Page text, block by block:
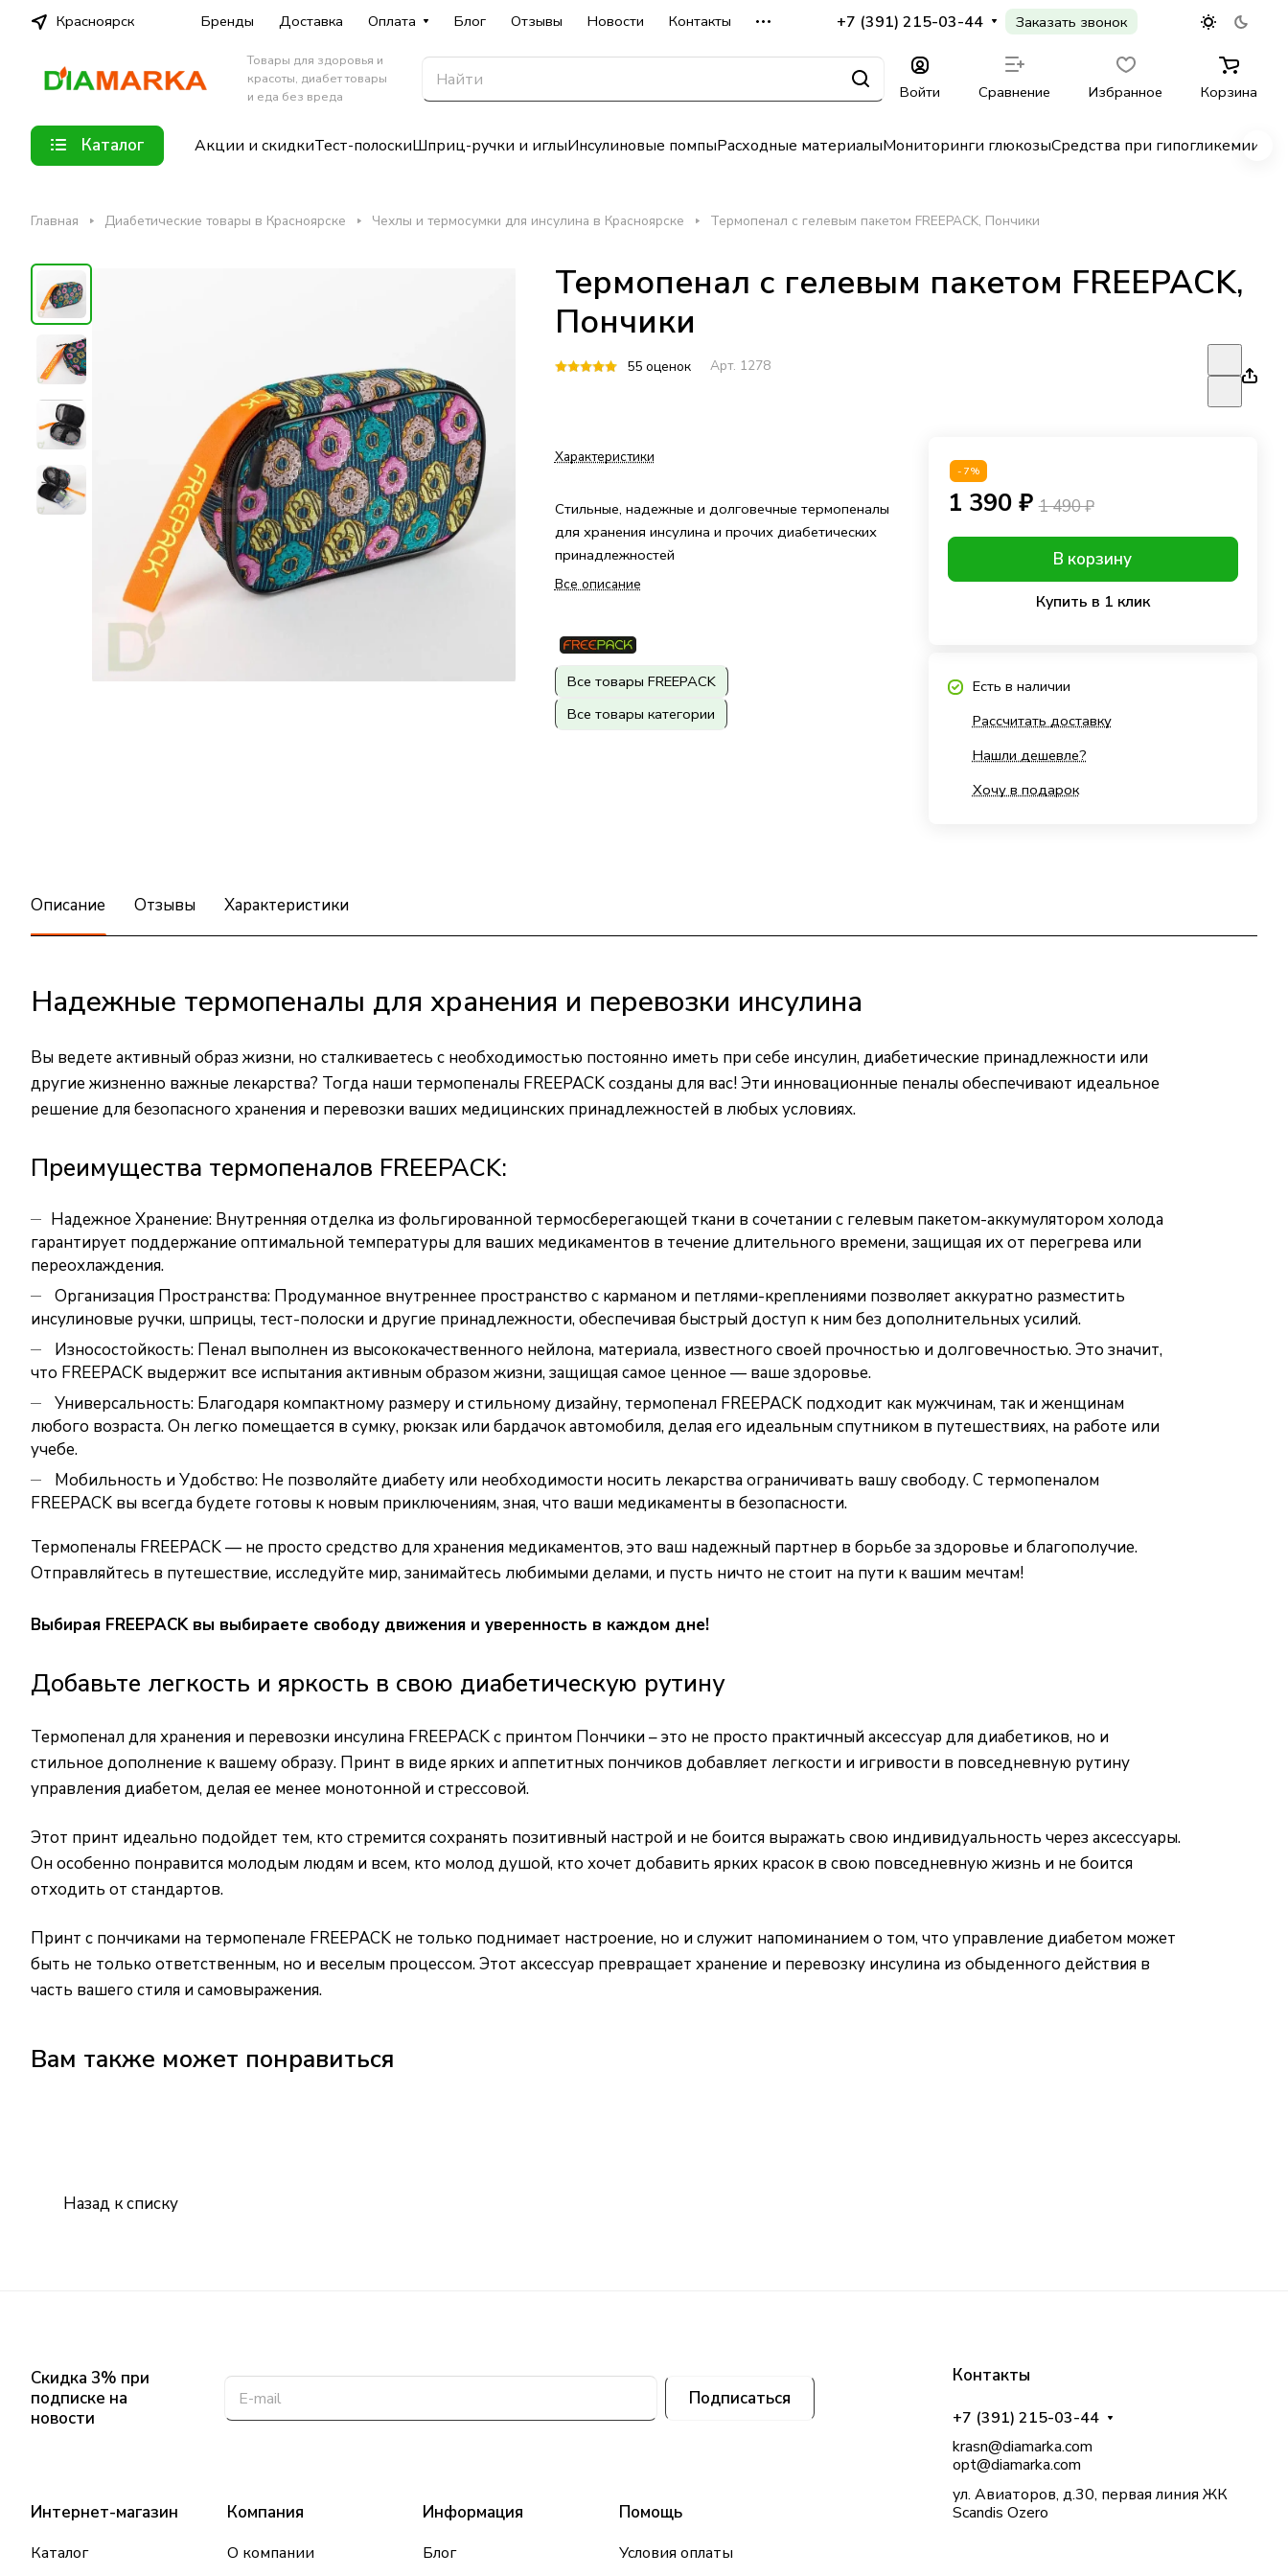
Красноярск Бренды Доставка Оплата Блог Отзывы Новости Контакты +7 (391) 215-03-44 Заказать звонок
Товары для здоровья и
красоты, диабет товары
и еда без вреда
Войти Сравнение Избранное Корзина
Каталог Акции и скидкиТест-полоскиШприц-ручки и иглыИнсулиновые помпыРасходные материалыМониторинги глюкозыСредства при гипогликемии
Главная Диабетические товары в Красноярске Чехлы и термосумки для инсулина в Красноярске Термопенал с гелевым пакетом FREEPACK, Пончики
Термопенал с гелевым пакетом FREEPACK,
Пончики
55 оценок Арт. 1278
Характеристики
Стильные, надежные и долговечные термопеналы
для хранения инсулина и прочих диабетических
принадлежностей
Все описание
Все товары FREEPACK
Все товары категории
-7%
1 390 ₽ 1 490 ₽
В корзину
Купить в 1 клик
Есть в наличии
Рассчитать доставку
Нашли дешевле?
Хочу в подарок
Описание Отзывы Характеристики
Надежные термопеналы для хранения и перевозки инсулина
Вы ведете активный образ жизни, но сталкиваетесь с необходимостью постоянно иметь при себе инсулин, диабетические принадлежности или
другие жизненно важные лекарства? Тогда наши термопеналы FREEPACK созданы для вас! Эти инновационные пеналы обеспечивают идеальное
решение для безопасного хранения и перевозки ваших медицинских принадлежностей в любых условиях.
Преимущества термопеналов FREEPACK:
Надежное Хранение: Внутренняя отделка из фольгированной термосберегающей ткани в сочетании с гелевым пакетом-аккумулятором холода
гарантирует поддержание оптимальной температуры для ваших медикаментов в течение длительного времени, защищая их от перегрева или
переохлаждения.
Организация Пространства: Продуманное внутреннее пространство с карманом и петлями-креплениями позволяет аккуратно разместить
инсулиновые ручки, шприцы, тест-полоски и другие принадлежности, обеспечивая быстрый доступ к ним без дополнительных усилий.
Износостойкость: Пенал выполнен из высококачественного нейлона, материала, известного своей прочностью и долговечностью. Это значит,
что FREEPACK выдержит все испытания активным образом жизни, защищая самое ценное — ваше здоровье.
Универсальность: Благодаря компактному размеру и стильному дизайну, термопенал FREEPACK подходит как мужчинам, так и женщинам
любого возраста. Он легко помещается в сумку, рюкзак или бардачок автомобиля, делая его идеальным спутником в путешествиях, на работе или
учебе.
Мобильность и Удобство: Не позволяйте диабету или необходимости носить лекарства ограничивать вашу свободу. С термопеналом
FREEPACK вы всегда будете готовы к новым приключениям, зная, что ваши медикаменты в безопасности.
Термопеналы FREEPACK — не просто средство для хранения медикаментов, это ваш надежный партнер в борьбе за здоровье и благополучие.
Отправляйтесь в путешествие, исследуйте мир, занимайтесь любимыми делами, и пусть ничто не стоит на пути к вашим мечтам!
Выбирая FREEPACK вы выбираете свободу движения и уверенность в каждом дне!
Добавьте легкость и яркость в свою диабетическую рутину
Термопенал для хранения и перевозки инсулина FREEPACK с принтом Пончики – это не просто практичный аксессуар для диабетиков, но и
стильное дополнение к вашему образу. Принт в виде ярких и аппетитных пончиков добавляет легкости и игривости в повседневную рутину
управления диабетом, делая ее менее монотонной и стрессовой.
Этот принт идеально подойдет тем, кто стремится сохранять позитивный настрой и не боится выражать свою индивидуальность через аксессуары.
Он особенно понравится молодым людям и всем, кто молод душой, кто хочет добавить ярких красок в свою повседневную жизнь и не боится
отходить от стандартов.
Принт с пончиками на термопенале FREEPACK не только поднимает настроение, но и служит напоминанием о том, что управление диабетом может
быть не только ответственным, но и веселым процессом. Этот аксессуар превращает хранение и перевозку инсулина из обыденного действия в
часть вашего стиля и самовыражения.
Вам также может понравиться
Назад к списку
Скидка 3% при
подписке на
новости
Подписаться
Интернет-магазин
Каталог
Компания
О компании
Информация
Блог
Помощь
Условия оплаты
Контакты
+7 (391) 215-03-44
krasn@diamarka.com
opt@diamarka.com
ул. Авиаторов, д.30, первая линия ЖК
Scandis Ozero